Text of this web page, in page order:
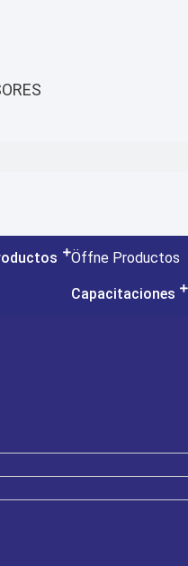
Öffne Productos
Capacitaciones